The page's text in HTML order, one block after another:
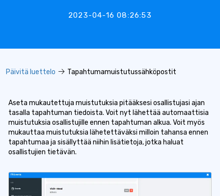
2023-04-16 08:26:53
Päivitä luettelo Tapahtumamuistutussähköpostit
Aseta mukautettuja muistutuksia pitääksesi osallistujasi ajan
tasalla tapahtuman tiedoista. Voit nyt lähettää automaattisia
muistutuksia osallistujille ennen tapahtuman alkua. Voit myös
mukauttaa muistutuksia lähetettäväksi milloin tahansa ennen
tapahtumaa ja sisällyttää niihin lisätietoja, jotka haluat
osallistujien tietävän.